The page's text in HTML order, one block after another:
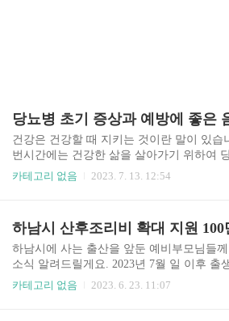
당뇨병 초기 증상과 예방에 좋은
건강은 건강할 때 지키는 것이란 말이 있습
번시간에는 건강한 삶을 살아가기 위하여
의 증상이 어떤 것들이 있는지 알아보고, 당
질환입니다. 당뇨는 여러 합병증을 동반하
이 큰 질병으로 당뇨로 생긴 합병증이 더 무
으로 알려져 있습니다. 인슐린이 기능을 제
지 못하면 혈중 포도당의 농도가 높아지는
혈당으로 인하여 여러 가지 증상 및 징후를
카테고리 없음 2023. 7. 13. 12:54
하남시에 사는 출산을 앞둔 예비부모님들
소식 알려드릴게요. 2023년 7월 일 이후 출
아기들부터 산후조리비를 확대 지원 한다고
카테고리 없음 2023. 6. 23. 11:07